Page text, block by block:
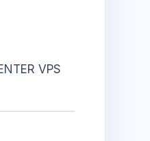
VPS